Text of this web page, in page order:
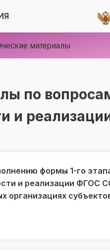
материалы
по
и
формы 1-го
и реализации ФГОС
организациях